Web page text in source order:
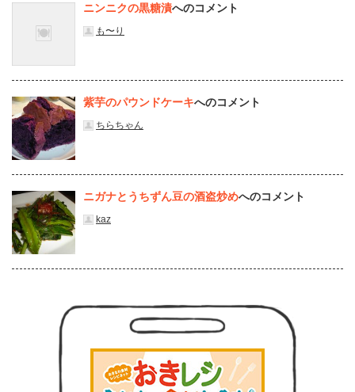
ニンニクの黒糖漬へのコメント
も〜り
紫芋のパウンドケーキへのコメント
ちらちゃん
ニガナとうちずん豆の酒盗炒めへのコメント
kaz